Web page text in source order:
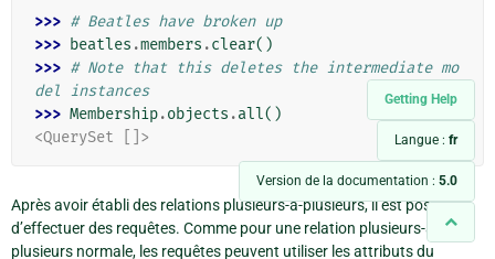
Getting Help
Langue : fr
Version de la documentation : 5.0
>>> # Beatles have broken up
>>> beatles .members .clear()
>>> # Note that this deletes the intermediate mo
del instances
>>> Membership.objects .all()
<QuerySet []>
Après avoir établi des relations plusieurs-à-plusieurs, il est possible
d’effectuer des requêtes. Comme pour une relation plusieurs-à-
plusieurs normale, les requêtes peuvent utiliser les attributs du